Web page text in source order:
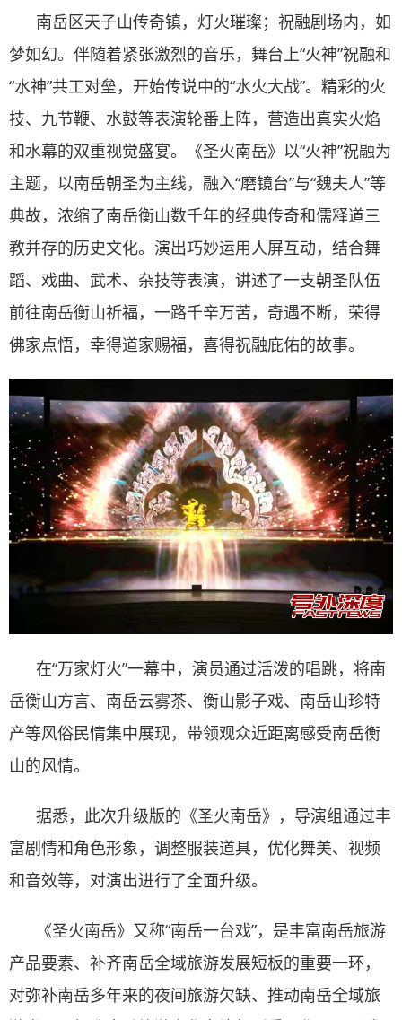
南岳区天子山传奇镇，灯火璀璨；祝融剧场内，如
梦如幻。伴随着紧张激烈的音乐，舞台上“火神”祝融和
“水神”共工对垒，开始传说中的“水火大战”。精彩的火
技、九节鞭、水鼓等表演轮番上阵，营造出真实火焰
和水幕的双重视觉盛宴。《圣火南岳》以“火神”祝融为
主题，以南岳朝圣为主线，融入“磨镜台”与“魏夫人”等
典故，浓缩了南岳衡山数千年的经典传奇和儒释道三
教并存的历史文化。演出巧妙运用人屏互动，结合舞
蹈、戏曲、武术、杂技等表演，讲述了一支朝圣队伍
前往南岳衡山祈福，一路千辛万苦，奇遇不断，荣得
佛家点悟，幸得道家赐福，喜得祝融庇佑的故事。
在“万家灯火”一幕中，演员通过活泼的唱跳，将南
岳衡山方言、南岳云雾茶、衡山影子戏、南岳山珍特
产等风俗民情集中展现，带领观众近距离感受南岳衡
山的风情。
据悉，此次升级版的《圣火南岳》，导演组通过丰
富剧情和角色形象，调整服装道具，优化舞美、视频
和音效等，对演出进行了全面升级。
《圣火南岳》又称“南岳一台戏”，是丰富南岳旅游
产品要素、补齐南岳全域旅游发展短板的重要一环，
对弥补南岳多年来的夜间旅游欠缺、推动南岳全域旅